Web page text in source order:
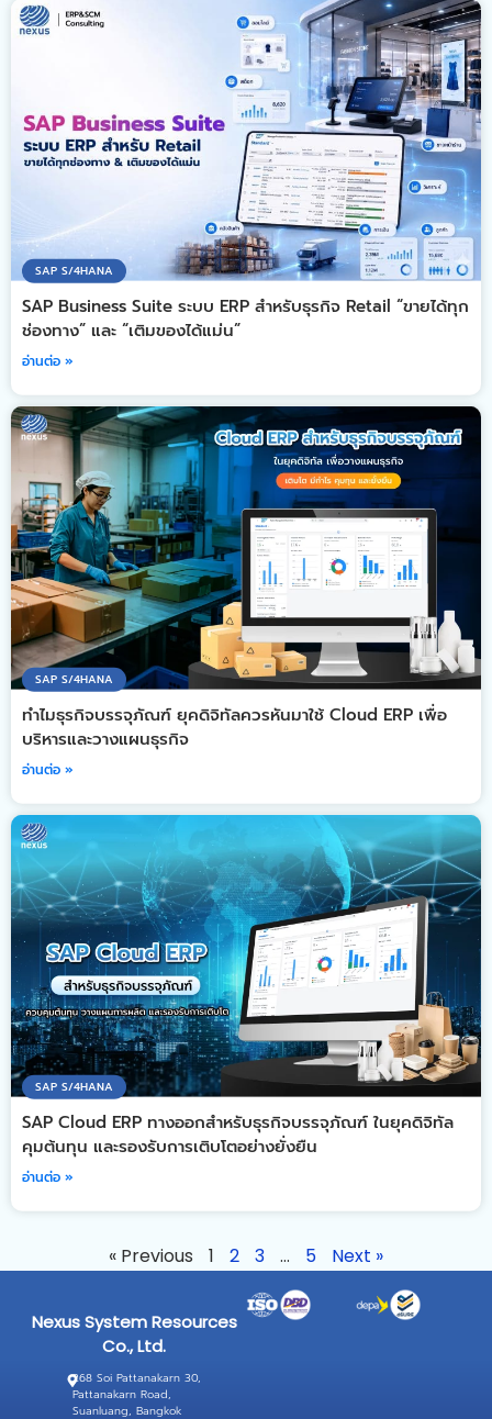
SAP S/4HANA
SAP Business Suite ระบบ ERP สำหรับธุรกิจ Retail “ขายได้ทุก
ช่องทาง” และ “เติมของได้แม่น”
อ่านต่อ »
SAP S/4HANA
ทำไมธุรกิจบรรจุภัณฑ์ ยุคดิจิทัลควรหันมาใช้ Cloud ERP เพื่อ
บริหารและวางแผนธุรกิจ
อ่านต่อ »
SAP S/4HANA
SAP Cloud ERP ทางออกสำหรับธุรกิจบรรจุภัณฑ์ ในยุคดิจิทัล
คุมต้นทุน และรองรับการเติบโตอย่างยั่งยืน
อ่านต่อ »
« Previous 1 2 3 … 5 Next »
Nexus System Resources
Co., Ltd.
268 Soi Pattanakarn 30,
Pattanakarn Road,
Suanluang, Bangkok